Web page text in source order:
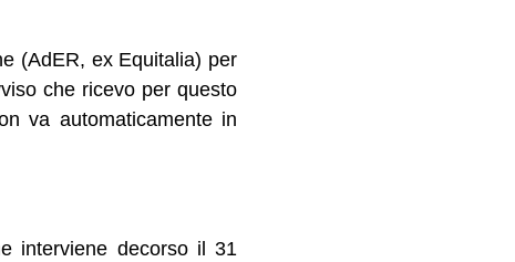
(AdER, ex Equitalia) per
che ricevo per questo
va automaticamente in
interviene decorso il 31